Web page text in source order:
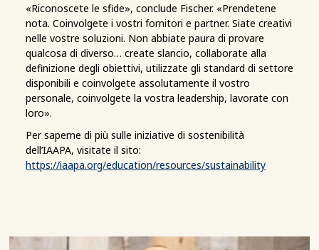
«Riconoscete le sfide», conclude Fischer. «Prendetene
nota. Coinvolgete i vostri fornitori e partner. Siate creativi
nelle vostre soluzioni. Non abbiate paura di provare
qualcosa di diverso… create slancio, collaborate alla
definizione degli obiettivi, utilizzate gli standard di settore
disponibili e coinvolgete assolutamente il vostro
personale, coinvolgete la vostra leadership, lavorate con
loro».
Per saperne di più sulle iniziative di sostenibilità
dell’IAAPA, visitate il sito:
https://iaapa.org/education/resources/sustainability